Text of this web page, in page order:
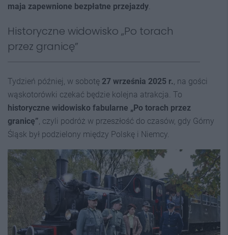
maja zapewnione bezpłatne przejazdy.
Historyczne widowisko „Po torach
przez granicę”
Tydzień później, w sobotę 27 września 2025 r., na gości
wąskotorówki czekać będzie kolejna atrakcja. To
historyczne widowisko fabularne „Po torach przez
granicę”, czyli podróż w przeszłość do czasów, gdy Górny
Śląsk był podzielony między Polskę i Niemcy.